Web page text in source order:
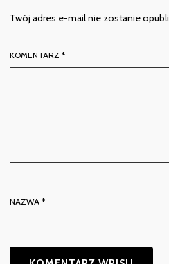
Twój adres e-mail nie zostanie
KOMENTARZ *
NAZWA *